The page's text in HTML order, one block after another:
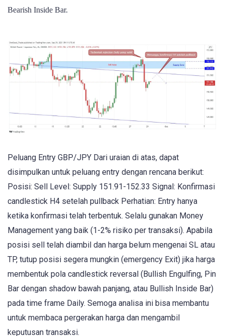
Bearish Inside Bar.
Peluang Entry GBP/JPY Dari uraian di atas, dapat
disimpulkan untuk peluang entry dengan rencana berikut:
Posisi: Sell Level: Supply 151.91-152.33 Signal: Konfirmasi
candlestick H4 setelah pullback Perhatian: Entry hanya
ketika konfirmasi telah terbentuk. Selalu gunakan Money
Management yang baik (1-2% risiko per transaksi). Apabila
posisi sell telah diambil dan harga belum mengenai SL atau
TP, tutup posisi segera mungkin (emergency Exit) jika harga
membentuk pola candlestick reversal (Bullish Engulfing, Pin
Bar dengan shadow bawah panjang, atau Bullish Inside Bar)
pada time frame Daily. Semoga analisa ini bisa membantu
untuk membaca pergerakan harga dan mengambil
keputusan transaksi.